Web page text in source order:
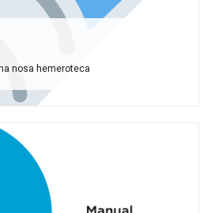
nosa hemeroteca